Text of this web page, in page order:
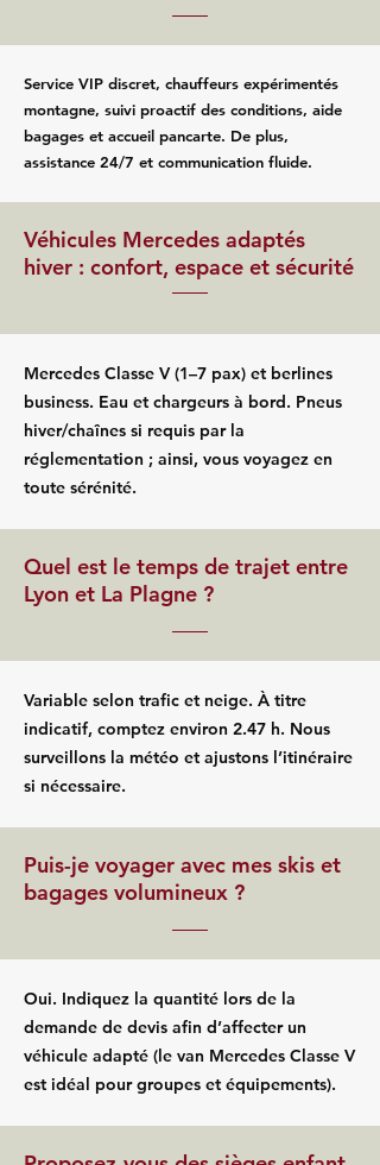
Service VIP discret, chauffeurs expérimentés
montagne, suivi proactif des conditions, aide
bagages et accueil pancarte. De plus,
assistance 24/7 et communication fluide.
Véhicules Mercedes adaptés
hiver : confort, espace et sécurité
Mercedes Classe V (1–7 pax) et berlines
business. Eau et chargeurs à bord. Pneus
hiver/chaînes si requis par la
réglementation ; ainsi, vous voyagez en
toute sérénité.
Quel est le temps de trajet entre
Lyon et La Plagne ?
Variable selon trafic et neige. À titre
indicatif, comptez environ 2.47 h. Nous
surveillons la météo et ajustons l’itinéraire
si nécessaire.
Puis-je voyager avec mes skis et
bagages volumineux ?
Oui. Indiquez la quantité lors de la
demande de devis afin d’affecter un
véhicule adapté (le van Mercedes Classe V
est idéal pour groupes et équipements).